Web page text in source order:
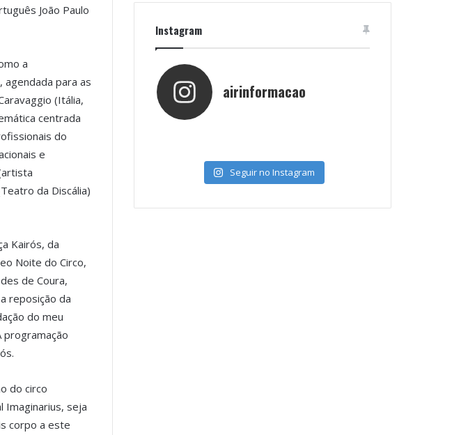
João Paulo
a
agendada para as
(Itália,
centrada
do
e
da Discália)
Kairós, da
Noite do Circo,
de Coura,
reposição da
do meu
programação
do circo
seja
corpo a este
Instagram
airinformacao
Seguir no Instagram